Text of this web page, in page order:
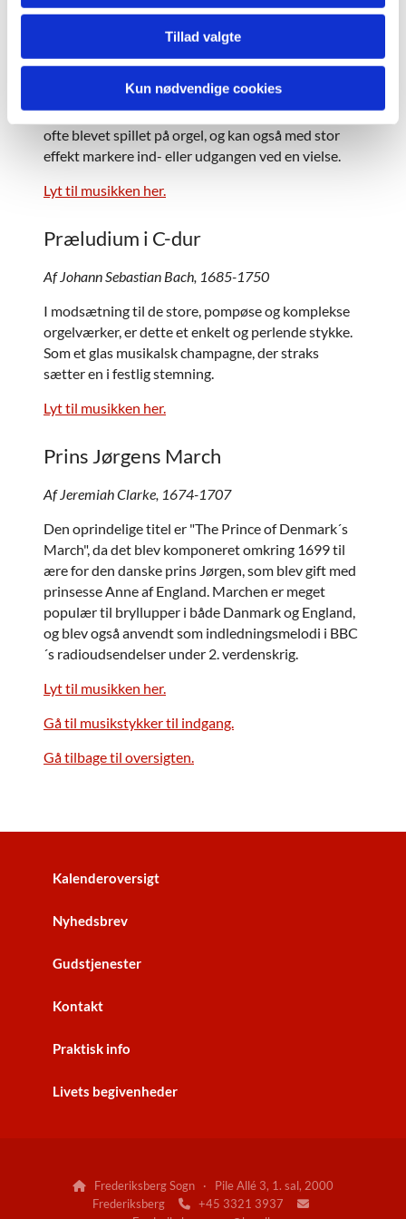
Tillad valgte
Kun nødvendige cookies
Et stykke fuld af optimisme og fremtidstro,
århundrede. Det er oprindelig for klaver, og blev
trykt i komponistens håndskrift i Politiken
nytårsdag 1901. Siden er dette populære stykke
ofte blevet spillet på orgel, og kan også med stor
effekt markere ind- eller udgangen ved en vielse.
Lyt til musikken her.
Præludium i C-dur
Af Johann Sebastian Bach, 1685-1750
I modsætning til de store, pompøse og komplekse
orgelværker, er dette et enkelt og perlende stykke.
Som et glas musikalsk champagne, der straks
sætter en i festlig stemning.
Lyt til musikken her.
Prins Jørgens March
Af Jeremiah Clarke, 1674-1707
Den oprindelige titel er "The Prince of Denmark´s
March", da det blev komponeret omkring 1699 til
ære for den danske prins Jørgen, som blev gift med
prinsesse Anne af England. Marchen er meget
populær til bryllupper i både Danmark og England,
og blev også anvendt som indledningsmelodi i BBC
´s radioudsendelser under 2. verdenskrig.
Lyt til musikken her.
Gå til musikstykker til indgang.
Gå tilbage til oversigten.
Kalenderoversigt
Nyhedsbrev
Gudstjenester
Kontakt
Praktisk info
Livets begivenheder

Frederiksberg Sogn · Pile Allé 3, 1. sal, 2000
Frederiksberg
+45 3321 3937 